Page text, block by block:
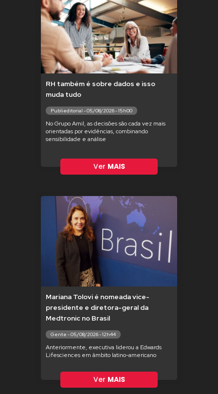
RH também é sobre dados e isso
muda tudo
Publieditorial - 05/08/2026 - 15h00
No Grupo Amil, as decisões são cada vez mais
orientadas por evidências, combinando
sensibilidade e análise
Ver MAIS
Mariana Tolovi é nomeada vice-
presidente e diretora-geral da
Medtronic no Brasil
Gente - 05/08/2026 - 12h44
Anteriormente, executiva liderou a Edwards
Lifesciences em âmbito latino-americano
Ver MAIS